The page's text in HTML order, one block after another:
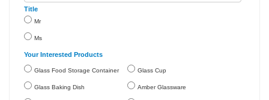
Title
Mr
Ms
Your Interested Products
Glass Food Storage Container
Glass Baking Dish
Glass Cup
Amber Glassware